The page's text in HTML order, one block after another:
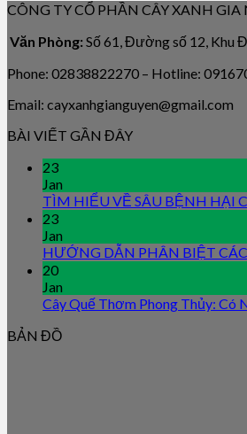
CÔNG TY CỔ PHẦN CÂY XANH GIA
Văn Phòng: Số 61, Đường số 12, Khu
Phone: 02838822270 – Hotline:
Email: cayxanhgianguyen@gmail.com
BÀI VIẾT GẦN ĐÂY
23
Jan
TÌM HIỂU VỀ SÂU BỆNH HẠI
23
Jan
HƯỚNG DẪN PHÂN BIỆT
20
Jan
Cây Quế Thơm Phong Thủy: Có
BẢN ĐỒ